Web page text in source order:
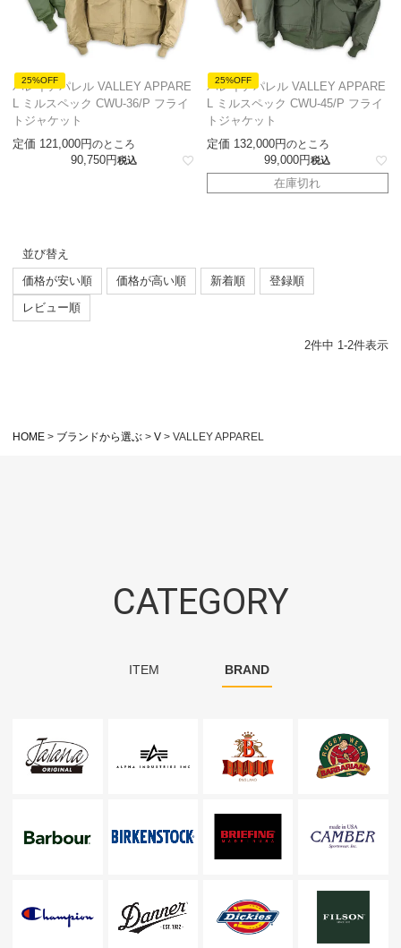
25%OFF
バレイアパレル VALLEY APPARE
L ミルスペック CWU-36/P フライ
トジャケット
定価 121,000 のところ
90,750 税込
25%OFF
バレイアパレル VALLEY APPARE
L ミルスペック CWU-45/P フライ
トジャケット
定価 132,000 のところ
99,000 税込
在庫切れ
並び替え
価格が安い順
価格が高い順 新着順
登録順
レビュー順
2件中 1-2件表示
HOME ブランドから選ぶ V VALLEY APPAREL
CATEGORY
ITEM BRAND